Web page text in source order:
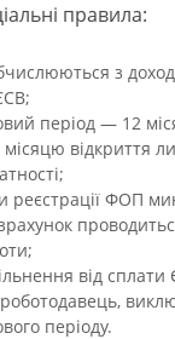
правила:
з
період — 12
відкриття
реєстрації ФОП
від
періоду.